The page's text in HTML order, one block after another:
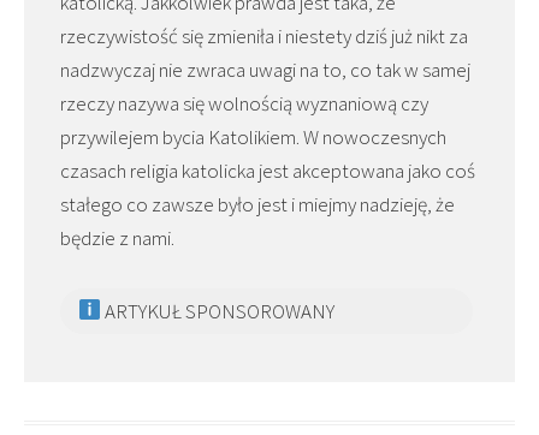
rzeczywistość się zmieniła i niestety dziś już nikt za
nadzwyczaj nie zwraca uwagi na to, co tak w samej
rzeczy nazywa się wolnością wyznaniową czy
przywilejem bycia Katolikiem. W nowoczesnych
czasach religia katolicka jest akceptowana jako coś
stałego co zawsze było jest i miejmy nadzieję, że
będzie z nami.
ARTYKUŁ SPONSOROWANY